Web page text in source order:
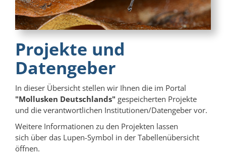
Projekte und
Datengeber
In dieser Übersicht stellen wir Ihnen die im Portal
"Mollusken Deutschlands" gespeicherten Projekte
und die verantwortlichen Institutionen/Datengeber vor.
Weitere Informationen zu den Projekten lassen
sich über das Lupen-Symbol in der Tabellenübersicht
öffnen.